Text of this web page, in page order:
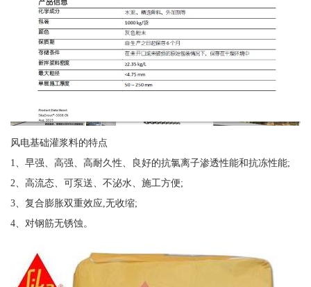
风电基础灌浆料的特点
1、早强、高强、高耐久性、良好的抗氯离子渗透性能和抗冻性能;
2、高流态、可泵送、不泌水、施工方便;
3、复合膨胀双重效应,无收缩;
4、对钢筋无锈蚀。